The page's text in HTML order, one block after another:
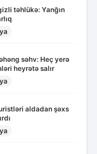
təhlükə: Yanğın
səhv: Heç yerə
heyrətə salır
aldadan şəxs